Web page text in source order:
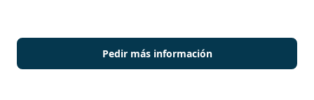
Pedir más información